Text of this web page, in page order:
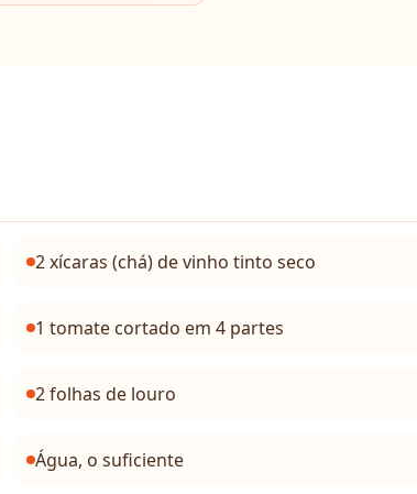
2 xícaras (chá) de vinho tinto seco
1 tomate cortado em 4 partes
2 folhas de louro
Água, o suficiente